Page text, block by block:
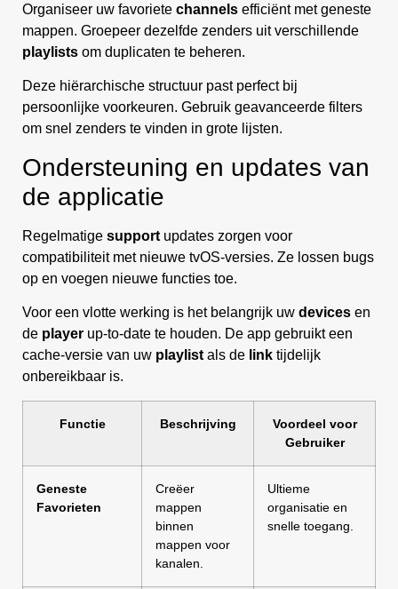
Organiseer uw favoriete channels efficiënt met geneste
mappen. Groepeer dezelfde zenders uit verschillende
playlists om duplicaten te beheren.
Deze hiërarchische structuur past perfect bij
persoonlijke voorkeuren. Gebruik geavanceerde filters
om snel zenders te vinden in grote lijsten.
Ondersteuning en updates van
de applicatie
Regelmatige support updates zorgen voor
compatibiliteit met nieuwe tvOS-versies. Ze lossen bugs
op en voegen nieuwe functies toe.
Voor een vlotte werking is het belangrijk uw devices en
de player up-to-date te houden. De app gebruikt een
cache-versie van uw playlist als de link tijdelijk
onbereikbaar is.
Functie Beschrijving
Voordeel voor
Gebruiker
Geneste
Favorieten
Creëer
mappen
binnen
mappen voor
kanalen.
Ultieme
organisatie en
snelle toegang.